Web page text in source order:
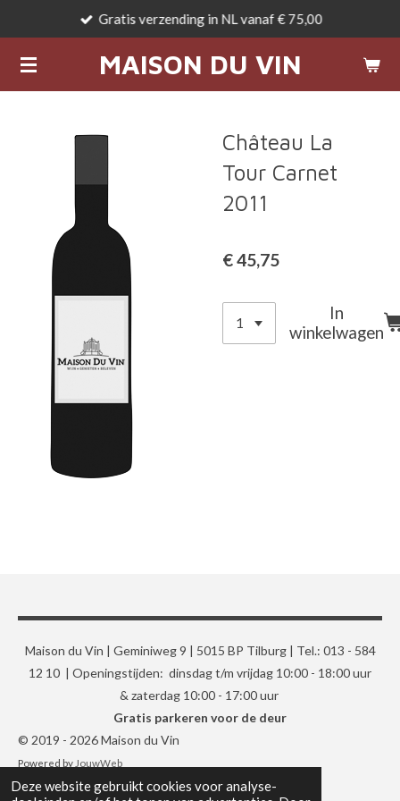
Deze website gebruikt cookies voor analyse-
naar
de
MAISON DU VIN
Gratis verzending in NL vanaf € 75,00
Château La
Tour Carnet
2011
€ 45,75
In
winkelwagen
Maison du Vin | Geminiweg 9 | 5015 BP Tilburg | Tel.: 013 - 584
12 10 | Openingstijden: dinsdag t/m vrijdag 10:00 - 18:00 uur
& zaterdag 10:00 - 17:00 uur
Gratis parkeren voor de deur
© 2019 - 2026 Maison du Vin
Powered by JouwWeb